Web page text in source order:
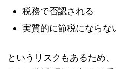
税務で否認される
実質的に節税にならな
というリスクもあるため、